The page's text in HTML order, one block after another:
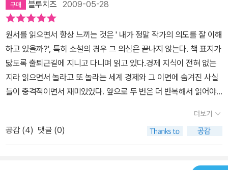
순수한 질문을 하기엔....난 너무 나이가 들어버렸나...?응응응...거짓
말하는거 나쁘잖아....네들도 그랬잖아....왜 거짓말해?? 너네는 그렇
게 해놓고 왜 얘네는 못하게 하는건데???라고 징징거리는거 같아....
구려...잉...
블루치즈 2009-05-28
원서를 읽으면서 항상 느끼는 것은 ' 내가 정말 작가의 의도를 잘 이해
하고 있을까?', 특히 소설의 경우 그 의심은 끝나지 않는다. 책 표지가
닳도록 출퇴근길에 지니고 다니며 읽고 있다.경제 지식이 전혀 없는
지라 읽으면서 놀라고 또 놀라는 세계 경제와 그 이면에 숨겨진 사실
들이 충격적이면서 재미있었다. 앞으로 두 번은 더 반복해서 읽어야
것 같다. 특히 비즈니스 영어를 하는 사람이라면 이 책을 읽는게 이야
기 주제 거리로도 표현을 읽히는데도 괜찮을 것 같다
더보기
공감 (4) 댓글 (0)